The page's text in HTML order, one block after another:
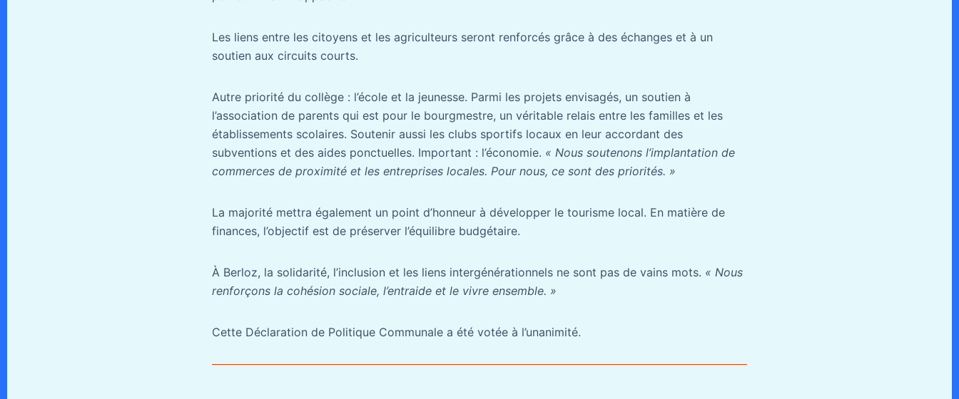
Les liens entre les citoyens et les agriculteurs seront renforcés grâce à des échanges et à un
soutien aux circuits courts.
Autre priorité du collège : l’école et la jeunesse. Parmi les projets envisagés, un soutien à
l’association de parents qui est pour le bourgmestre, un véritable relais entre les familles et les
établissements scolaires. Soutenir aussi les clubs sportifs locaux en leur accordant des
subventions et des aides ponctuelles. Important : l’économie. « Nous soutenons l’implantation de
commerces de proximité et les entreprises locales. Pour nous, ce sont des priorités. »
La majorité mettra également un point d’honneur à développer le tourisme local. En matière de
finances, l’objectif est de préserver l’équilibre budgétaire.
À Berloz, la solidarité, l’inclusion et les liens intergénérationnels ne sont pas de vains mots. « Nous
renforçons la cohésion sociale, l’entraide et le vivre ensemble. »
Cette Déclaration de Politique Communale a été votée à l’unanimité.